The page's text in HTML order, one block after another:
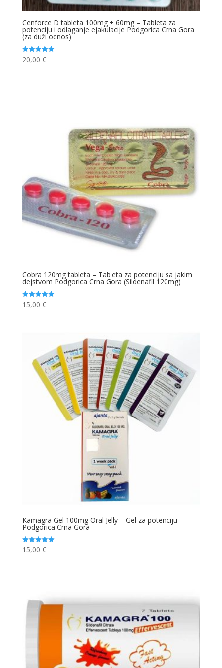
Cenforce D tableta 100mg + 60mg – Tableta za
potenciju i odlaganje ejakulacije Podgorica Crna Gora
(za duži odnos)
Ocjenjeno
5.00
20,00 €
Cobra 120mg tableta – Tableta za potenciju sa jakim
dejstvom Podgorica Crna Gora (Sildenafil 120mg)
Ocjenjeno
5.00
15,00 €
Kamagra Gel 100mg Oral Jelly – Gel za potenciju
Podgorica Crna Gora
Ocjenjeno
5.00
15,00 €